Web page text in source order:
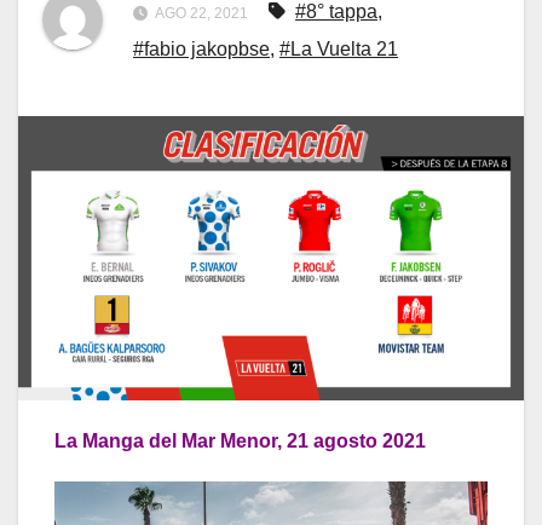
AGO 22, 2021 #8° tappa,
#fabio jakopbse, #La Vuelta 21
La Manga del Mar Menor, 21 agosto 2021